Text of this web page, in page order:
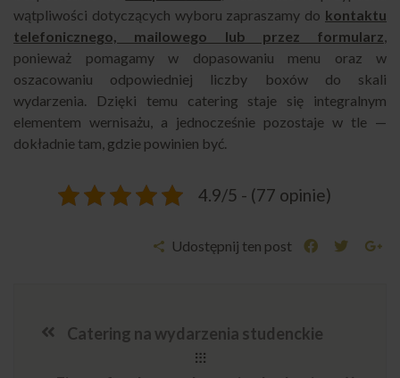
wątpliwości dotyczących wyboru zapraszamy do kontaktu
telefonicznego, mailowego lub przez formularz,
ponieważ pomagamy w dopasowaniu menu oraz w
oszacowaniu odpowiedniej liczby boxów do skali
wydarzenia. Dzięki temu catering staje się integralnym
elementem wernisażu, a jednocześnie pozostaje w tle —
dokładnie tam, gdzie powinien być.
4.9/5 - (77 opinie)
Udostępnij ten post
Catering na wydarzenia studenckie